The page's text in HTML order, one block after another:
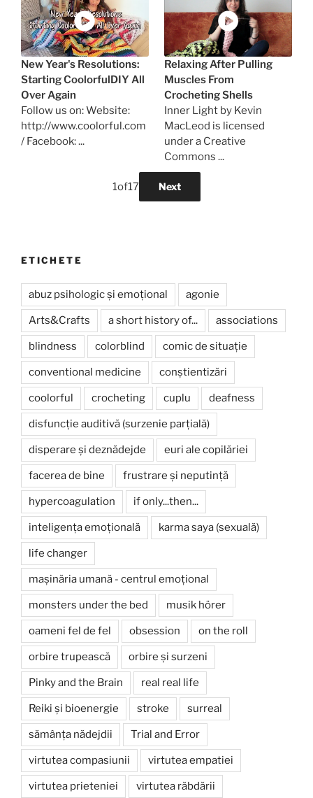
New Year's Resolutions:
Starting CoolorfulDIY All
Over Again
Follow us on: Website:
http://www.coolorful.com
/ Facebook: ...
Relaxing After Pulling
Muscles From
Crocheting Shells
Inner Light by Kevin
MacLeod is licensed
under a Creative
Commons ...
1of17 Next
ETICHETE
abuz psihologic și emoțional agonie
Arts&Crafts a short history of... associations
blindness colorblind comic de situație
conventional medicine conștientizări
coolorful crocheting cuplu deafness
disfuncție auditivă (surzenie parțială)
disperare și deznădejde euri ale copilăriei
facerea de bine frustrare și neputință
hypercoagulation if only...then...
inteligența emoțională karma saya (sexuală)
life changer
mașinăria umană - centrul emoțional
monsters under the bed musik hörer
oameni fel de fel obsession on the roll
orbire trupească orbire și surzeni
Pinky and the Brain real real life
Reiki și bioenergie stroke surreal
sămânța nădejdii Trial and Error
virtutea compasiunii virtutea empatiei
virtutea prieteniei virtutea răbdării